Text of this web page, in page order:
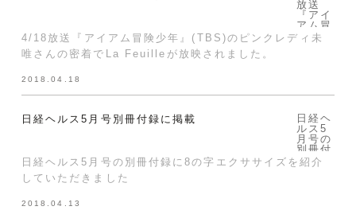
放送
『アイ
アム冒
険少
年』
さんの
La
Feuill
eが放
映され
まし
た。">
4/18放送『アイアム冒険少年』(TBS)のピンクレディ未
唯さんの密着でLa Feuilleが放映されました。
2018.04.18
日経ヘ
ルス5
月号の
別冊付
録に8
の字エ
日経ヘルス5月号別冊付録に掲載
日経ヘルス5月号の別冊付録に8の字エクササイズを紹介
していただきました
2018.04.13